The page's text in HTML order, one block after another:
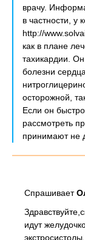
врачу.
в частности, у
http://
как в плане
тахикардии.
болезни
осторожной,
Если он
рассмотреть
принимают не
Спрашивает
идут